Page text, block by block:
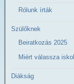
Rólunk írták
Szülőknek
Beiratkozás 2025
Miért válassza
Diákság